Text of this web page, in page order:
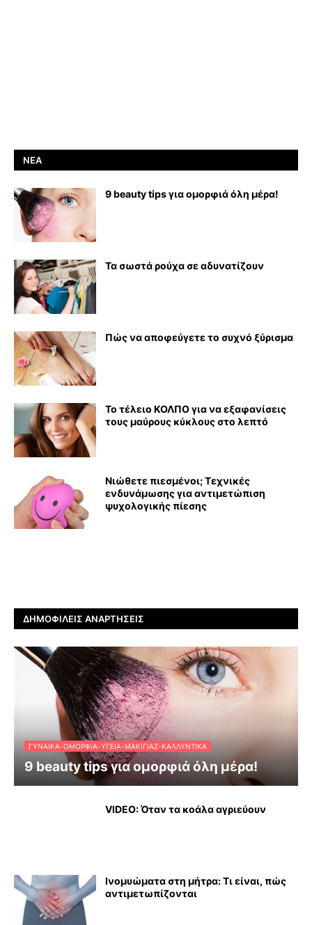
ΝΈΑ
9 beauty tips για ομορφιά όλη μέρα!
Τα σωστά ρούχα σε αδυνατίζουν
Πώς να αποφεύγετε το συχνό ξύρισμα
Το τέλειο ΚΟΛΠΟ για να εξαφανίσεις
τους μαύρους κύκλους στο λεπτό
Νιώθετε πιεσμένοι; Τεχνικές
ενδυνάμωσης για αντιμετώπιση
ψυχολογικής πίεσης
ΔΗΜΟΦΙΛΕΊΣ ΑΝΑΡΤΉΣΕΙΣ
ΓΥΝΑΊΚΑ-ΟΜΟΡΦΙΆ-ΥΓΕΊΑ-ΜΑΚΙΓΙΆΖ-ΚΑΛΛΥΝΤΙΚΆ
9 beauty tips για ομορφιά όλη μέρα!
VIDEO: Όταν τα κοάλα αγριεύουν
Ινομυώματα στη μήτρα: Τι είναι, πώς
αντιμετωπίζονται